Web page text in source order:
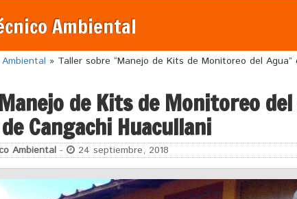
Ambiental
» Taller sobre “Manejo de Kits de Monitoreo del
de Kits de Monitoreo del
Cangachi Huacullani
Ambiental - 24 septiembre, 2018